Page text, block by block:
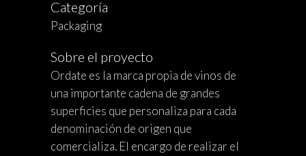
Categoría
Packaging
Sobre el proyecto
Ordate es la marca propia de vinos de
una importante cadena de grandes
superficies que personaliza para cada
denominación de origen que
comercializa. El encargo de realizar el